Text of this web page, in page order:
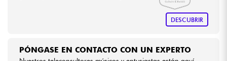
DESCUBRIR
PÓNGASE EN CONTACTO CON UN EXPERTO